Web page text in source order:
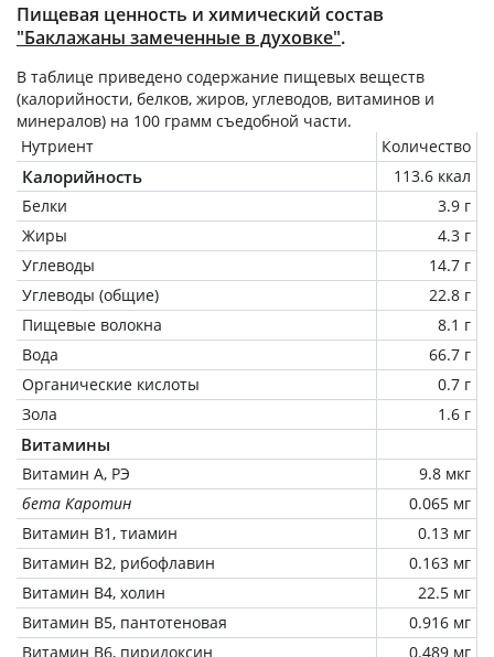
Пищевая ценность и химический состав
"Баклажаны замеченные в духовке".
В таблице приведено содержание пищевых веществ
(калорийности, белков, жиров, углеводов, витаминов и
минералов) на 100 грамм съедобной части.
Нутриент
Количество
Калорийность
113.6 ккал
Белки
3.9 г
Жиры
4.3 г
Углеводы
14.7 г
Углеводы (общие)
22.8 г
Пищевые волокна
8.1 г
Вода
66.7 г
Органические кислоты
0.7 г
Зола
1.6 г
Витамины
Витамин А, РЭ
9.8 мкг
бета Каротин
0.065 мг
Витамин В1, тиамин
0.13 мг
Витамин В2, рибофлавин
0.163 мг
Витамин В4, холин
22.5 мг
Витамин В5, пантотеновая
0.916 мг
Витамин В6, пиридоксин
0.489 мг